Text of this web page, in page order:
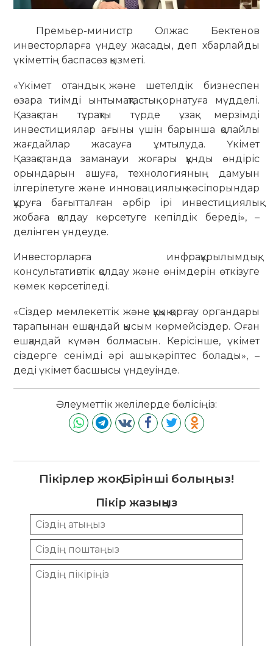
Премьер-министр Олжас Бектенов
инвесторларға үндеу жасады, деп хбарлайды
үкіметтің баспасөз қызметі.
«Үкімет отандық және шетелдік бизнеспен
өзара тиімді ынтымақтастық орнатуға мүдделі.
Қазақстан тұрақты түрде ұзақ мерзімді
инвестициялар ағыны үшін барынша қолайлы
жағдайлар жасауға ұмтылуда. Үкімет
Қазақстанда заманауи жоғары құнды өндіріс
орындарын ашуға, технологияның дамуын
ілгерілетуге және инновациялық кәсіпорындар
құруға бағытталған әрбір ірі инвестициялық
жобаға қолдау көрсетуге кепілдік береді», –
делінген үндеуде.
Инвесторларға инфрақұрылымдық,
консультативтік қолдау және өнімдерін өткізуге
көмек көрсетіледі.
«Сіздер мемлекеттік және құқық қорғау органдары
тарапынан ешқандай қысым көрмейсіздер. Оған
ешқандай күмән болмасын. Керісінше, үкімет
сіздерге сенімді әрі ашық әріптес болады», –
деді үкімет басшысы үндеуінде.
Әлеуметтік желілерде бөлісіңіз:
Пікірлер жоқ. Бірінші болыңыз!
Пікір жазыңыз